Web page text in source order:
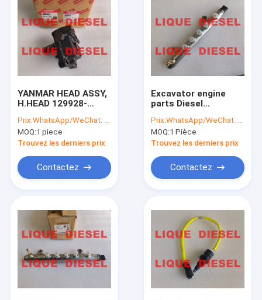
Produits
A propos de nous
YANMAR HEAD ASSY,
H.HEAD 129928-
12992851740
72990651420
Prix:WhatsApp/WeChat: +86-15153887217
MOQ:1 piece
Trouvez les derniers prix
Contactez
Excavator engine
parts Diesel
0445224040
0445223002
044522406
Kobelco SK130-8
SK140-8
Prix:WhatsApp/WeChat: +86-15153887217
MOQ:1 Pièce
Trouvez les derniers prix
Contactez